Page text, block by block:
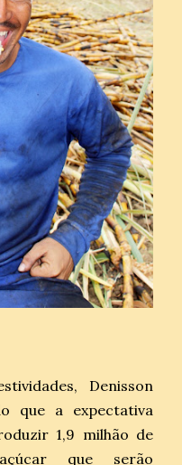
Denisson
que a expectativa
1,9 milhão de
que serão